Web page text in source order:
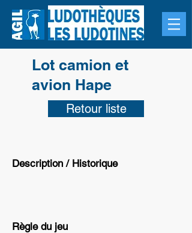
Lot camion et
avion Hape
Retour liste
Description / Historique
Règle du jeu